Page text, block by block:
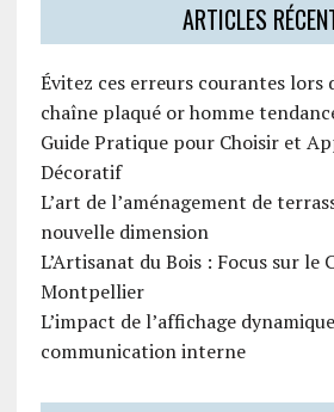
ARTICLES
Évitez ces erreurs courantes lors
chaîne plaqué or homme
Guide Pratique pour Choisir et
Décoratif
L’art de l’aménagement de
nouvelle dimension
L’Artisanat du Bois : Focus sur le
Montpellier
L’impact de l’affichage
communication interne